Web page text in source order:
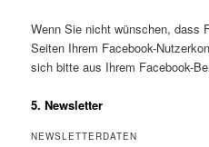
Wenn Sie nicht wünschen, dass
Seiten Ihrem Facebook-
sich bitte aus Ihrem Facebook-
5. Newsletter
NEWSLETTERDATEN